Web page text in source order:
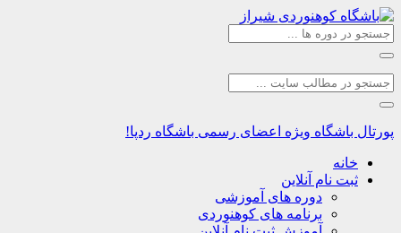
ویژه اعضای رسمی باشگاه ردپا!
نام آنلاین
دوره های آموزشی
برنامه های کوهنوردی